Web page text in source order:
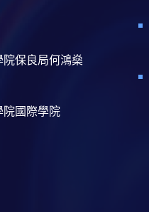
保良局何鴻燊
院國際學院